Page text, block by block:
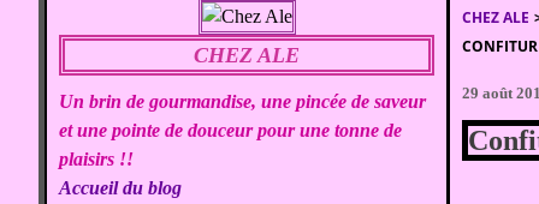
CHEZ ALE
Un brin de gourmandise, une pincée de saveur
et une pointe de douceur pour une tonne de
plaisirs !!
Accueil du blog
CHEZ ALE
29 août